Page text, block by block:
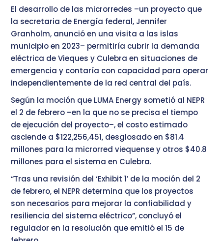
El desarrollo de las microrredes –un proyecto que
la secretaria de Energía federal, Jennifer
Granholm, anunció en una visita a las islas
municipio en 2023– permitiría cubrir la demanda
eléctrica de Vieques y Culebra en situaciones de
emergencia y contaría con capacidad para operar
independientemente de la red central del país.
Según la moción que LUMA Energy sometió al NEPR
el 2 de febrero –en la que no se precisa el tiempo
de ejecución del proyecto–, el costo estimado
asciende a $122,256,451, desglosado en $81.4
millones para la microrred viequense y otros $40.8
millones para el sistema en Culebra.
“Tras una revisión del ‘Exhibit 1′ de la moción del 2
de febrero, el NEPR determina que los proyectos
son necesarios para mejorar la confiabilidad y
resiliencia del sistema eléctrico”, concluyó el
regulador en la resolución que emitió el 15 de